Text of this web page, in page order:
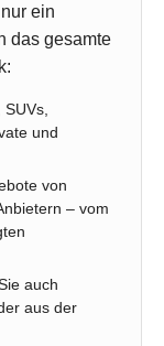
ein
das gesamte
und
von
– vom
auch
aus der